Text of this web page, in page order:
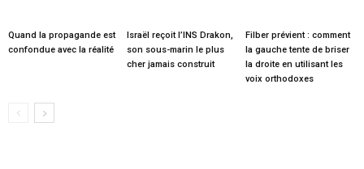
Quand la propagande est
confondue avec la réalité
Israël reçoit l’INS Drakon,
son sous-marin le plus
cher jamais construit
Filber prévient : comment
la gauche tente de briser
la droite en utilisant les
voix orthodoxes